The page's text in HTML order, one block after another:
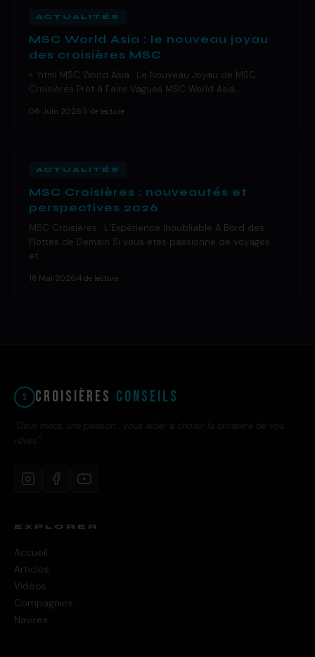
ACTUALITÉS
MSC World Asia : le nouveau joyau
des croisières MSC
« `html MSC World Asia : Le Nouveau Joyau de MSC
Croisières Prêt à Faire Vagues MSC World Asia…
06 Juin 2026 5 de lecture
ACTUALITÉS
MSC Croisières : nouveautés et
perspectives 2026
MSC Croisières : L’Expérience Inoubliable À Bord des
Flottes de Demain Si vous êtes passionné de voyages
et…
18 Mai 2026 4 de lecture
Croisières Conseils
"Deux mecs, une passion : vous aider à choisir la croisière de vos
rêves."
EXPLORER
Accueil
Articles
Vidéos
Compagnies
Navires